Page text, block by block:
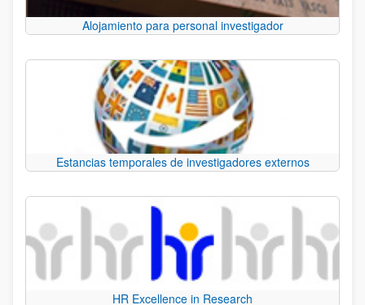
Alojamiento para personal investigador
Estancias temporales de investigadores externos
HR Excellence in Research